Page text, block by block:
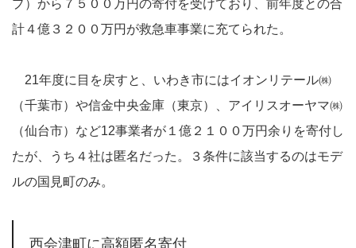
プ）から７５００万円の寄付を受けており、前年度との合
計４億３２００万円が救急車事業に充てられた。
21年度に目を戻すと、いわき市にはイオンリテール㈱
（千葉市）や信金中央金庫（東京）、アイリスオーヤマ㈱
（仙台市）など12事業者が１億２１００万円余りを寄付し
たが、うち４社は匿名だった。３条件に該当するのはモデ
ルの国見町のみ。
西会津町に高額匿名寄付